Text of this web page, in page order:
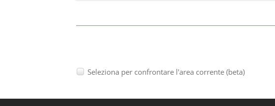
Seleziona per confrontare l'area corrente (beta)